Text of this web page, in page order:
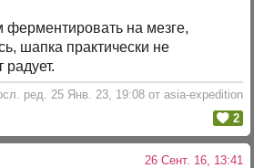
на мезге,
шапка практически не
ред. 25 Янв. 23, 19:08 от asia-expedition
2
26 Сент. 16, 13:41